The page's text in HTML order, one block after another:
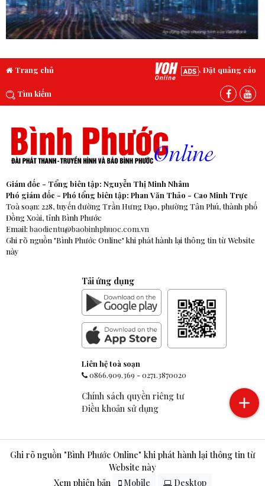
Trang chủ Đặt quảng cáo
Tìm kiếm
Giám đốc - Tổng biên tập: Nguyễn Thị Minh Nhâm
Phó giám đốc - Phó tổng biên tập: Phan Văn Thảo - Cao Minh Trực
Toà soạn: 228, tuyến đường Trần Hưng Đạo, phường Tân Phú, thành phố
Đồng Xoài, tỉnh Bình Phước
Email: baodientu@baobinhphuoc.com.vn
Ghi rõ nguồn "Bình Phước Online" khi phát hành lại thông tin từ Website
này
Tải ứng dụng
Liên hệ toà soạn
0866.909.369-0271.3870020
Chính sách quyền riêng tư
Điều khoản sử dụng
Ghi rõ nguồn "Bình Phước Online" khi phát hành lại thông tin từ
Website này
Xem phiên bản
Mobile Desktop